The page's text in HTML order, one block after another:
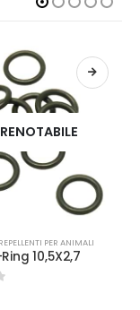
REPELLENTI PER ANIMALI
10,5X2,7